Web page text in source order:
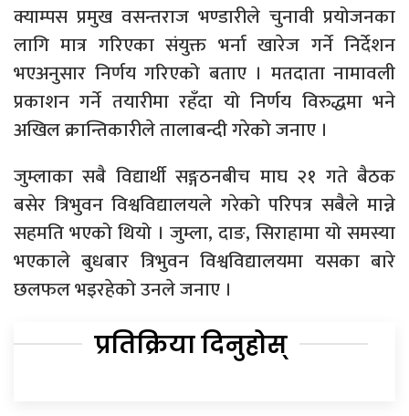
क्याम्पस प्रमुख वसन्तराज भण्डारीले चुनावी प्रयोजनका
लागि मात्र गरिएका संयुक्त भर्ना खारेज गर्ने निर्देशन
भएअनुसार निर्णय गरिएको बताए । मतदाता नामावली
प्रकाशन गर्ने तयारीमा रहँदा यो निर्णय विरुद्धमा भने
अखिल क्रान्तिकारीले तालाबन्दी गरेको जनाए ।
जुम्लाका सबै विद्यार्थी सङ्गठनबीच माघ २१ गते बैठक
बसेर त्रिभुवन विश्वविद्यालयले गरेको परिपत्र सबैले मान्ने
सहमति भएको थियो । जुम्ला, दाङ, सिराहामा यो समस्या
भएकाले बुधबार त्रिभुवन विश्वविद्यालयमा यसका बारे
छलफल भइरहेको उनले जनाए ।
प्रतिक्रिया दिनुहोस्